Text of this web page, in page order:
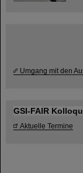
Umgang mit den
GSI-FAIR
Aktuelle Termine